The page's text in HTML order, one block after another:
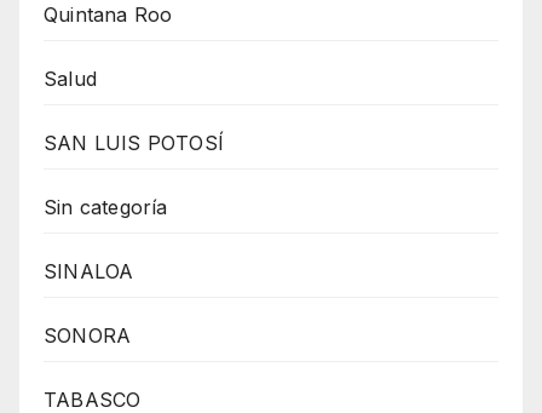
Quintana Roo
Salud
SAN LUIS POTOSÍ
Sin categoría
SINALOA
SONORA
TABASCO